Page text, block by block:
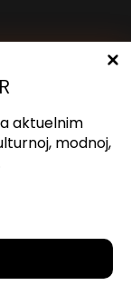
aktuelnim
modnoj,